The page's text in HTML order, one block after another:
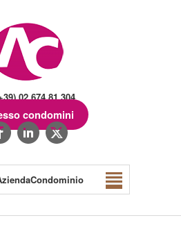
02.674.81.304
condomini